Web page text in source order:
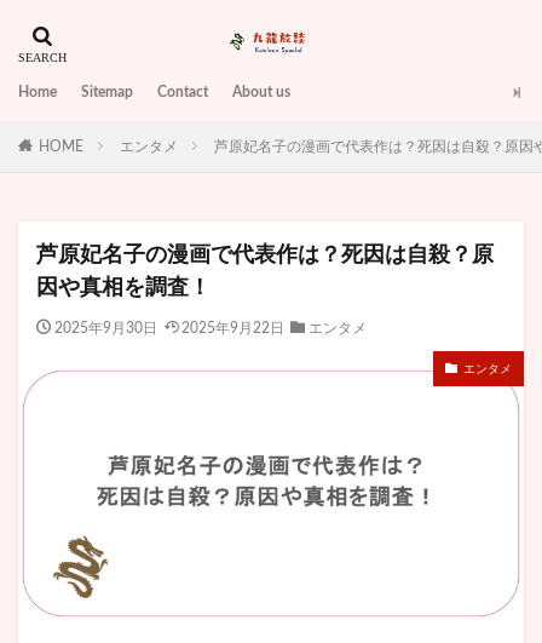
Home Sitemap Contact About us
HOME エンタメ 芦原妃名子の漫画で代表作は？死因は自殺？原因
芦原妃名子の漫画で代表作は？死因は自殺？原
因や真相を調査！
2025年9月30日 2025年9月22日 エンタメ
エンタメ